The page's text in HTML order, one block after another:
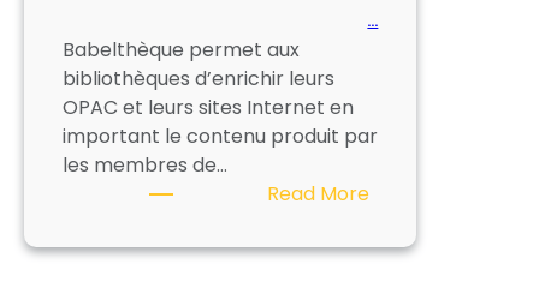
…
Babelthèque permet aux
bibliothèques d’enrichir leurs
OPAC et leurs sites Internet en
important le contenu produit par
les membres de…
Read More: